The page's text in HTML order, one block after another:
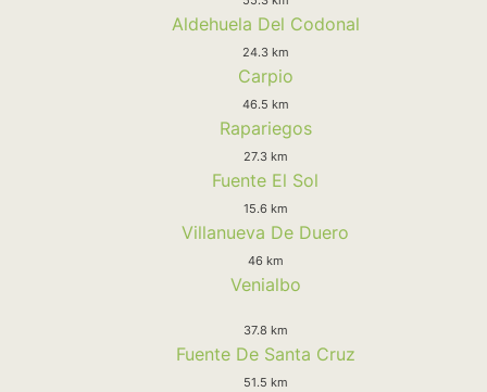
Aldehuela Del Codonal
24.3 km
Carpio
46.5 km
Rapariegos
27.3 km
Fuente El Sol
15.6 km
Villanueva De Duero
46 km
Venialbo
37.8 km
Fuente De Santa Cruz
51.5 km